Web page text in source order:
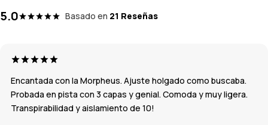
5.0 Basado en 21 Reseñas
Encantada con la Morpheus. Ajuste holgado como buscaba.
Probada en pista con 3 capas y genial. Comoda y muy ligera.
Transpirabilidad y aislamiento de 10!